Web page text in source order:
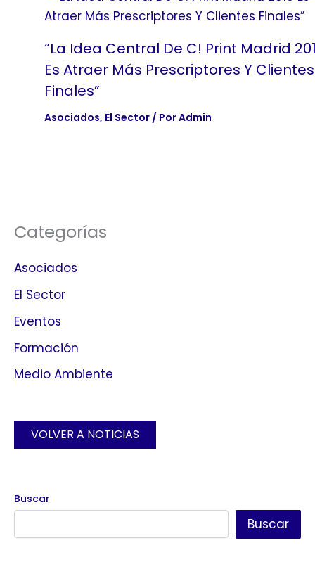
“La Idea Central De C! Print Madrid
Es Atraer Más Prescriptores Y Clientes
Finales”
Asociados, El Sector/ PorAdmin
Categorías
Asociados
El Sector
Eventos
Formación
Medio Ambiente
VOLVER A NOTICIAS
Buscar
Buscar